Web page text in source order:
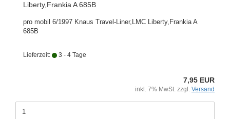
Liberty,Frankia A 685B
pro mobil 6/1997 Knaus Travel-Liner,LMC Liberty,Frankia A
685B
Lieferzeit: 3 - 4 Tage
7,95 EUR
inkl. 7% MwSt. zzgl. Versand